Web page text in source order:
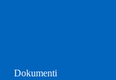
Dokumenti